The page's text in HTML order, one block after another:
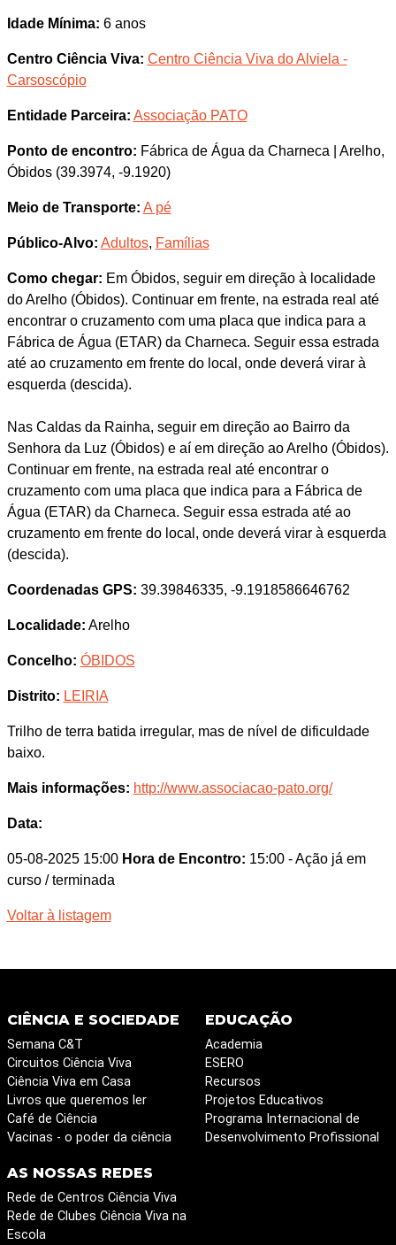
Idade Mínima: 6 anos
Centro Ciência Viva: Centro Ciência Viva do Alviela -
Carsoscópio
Entidade Parceira: Associação PATO
Ponto de encontro: Fábrica de Água da Charneca | Arelho,
Óbidos (39.3974, -9.1920)
Meio de Transporte: A pé
Público-Alvo: Adultos, Famílias
Como chegar: Em Óbidos, seguir em direção à localidade
do Arelho (Óbidos). Continuar em frente, na estrada real até
encontrar o cruzamento com uma placa que indica para a
Fábrica de Água (ETAR) da Charneca. Seguir essa estrada
até ao cruzamento em frente do local, onde deverá virar à
esquerda (descida).
Nas Caldas da Rainha, seguir em direção ao Bairro da
Senhora da Luz (Óbidos) e aí em direção ao Arelho (Óbidos).
Continuar em frente, na estrada real até encontrar o
cruzamento com uma placa que indica para a Fábrica de
Água (ETAR) da Charneca. Seguir essa estrada até ao
cruzamento em frente do local, onde deverá virar à esquerda
(descida).
Coordenadas GPS: 39.39846335, -9.1918586646762
Localidade: Arelho
Concelho: ÓBIDOS
Distrito: LEIRIA
Trilho de terra batida irregular, mas de nível de dificuldade
baixo.
Mais informações: http://www.associacao-pato.org/
Data:
05-08-2025 15:00 Hora de Encontro: 15:00 - Ação já em
curso / terminada
Voltar à listagem
CIÊNCIA E SOCIEDADE
Semana C&T
Circuitos Ciência Viva
Ciência Viva em Casa
Livros que queremos ler
Café de Ciência
Vacinas - o poder da ciência
EDUCAÇÃO
Academia
ESERO
Recursos
Projetos Educativos
Programa Internacional de
Desenvolvimento Profissional
AS NOSSAS REDES
Rede de Centros Ciência Viva
Rede de Clubes Ciência Viva na
Escola